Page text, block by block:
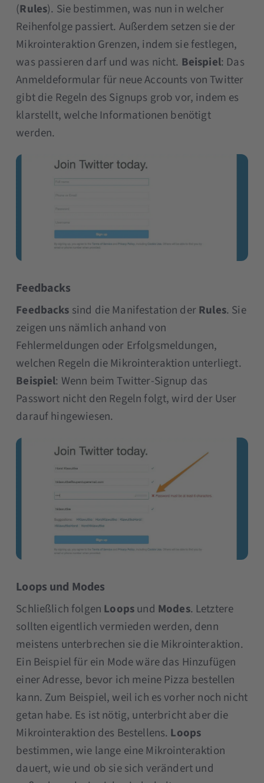
(Rules). Sie bestimmen, was nun in welcher
Reihenfolge passiert. Außerdem setzen sie der
Mikrointeraktion Grenzen, indem sie festlegen,
was passieren darf und was nicht. Beispiel: Das
Anmeldeformular für neue Accounts von Twitter
gibt die Regeln des Signups grob vor, indem es
klarstellt, welche Informationen benötigt
werden.
Feedbacks
Feedbacks sind die Manifestation derRules. Sie
zeigen uns nämlich anhand von
Fehlermeldungen oder Erfolgsmeldungen,
welchen Regeln die Mikrointeraktion unterliegt.
Beispiel: Wenn beim Twitter-Signup das
Passwort nicht den Regeln folgt, wird der User
darauf hingewiesen.
Loops und Modes
Schließlich folgen Loopsund Modes. Letztere
sollten eigentlich vermieden werden, denn
meistens unterbrechen sie die Mikrointeraktion.
Ein Beispiel für ein Mode wäre das Hinzufügen
einer Adresse, bevor ich meine Pizza bestellen
kann. Zum Beispiel, weil ich es vorher noch nicht
getan habe. Es ist nötig, unterbricht aber die
Mikrointeraktion des Bestellens. Loops
bestimmen, wie lange eine Mikrointeraktion
dauert, wie und ob sie sich verändert und